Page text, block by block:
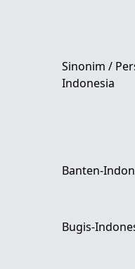
Sinonim /
Indonesia
Banten-
Bugis-